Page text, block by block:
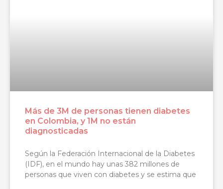
Más de 3M de personas tienen diabetes
en Colombia, y 1M no están
diagnosticadas
Según la Federación Internacional de la Diabetes
(IDF), en el mundo hay unas 382 millones de
personas que viven con diabetes y se estima que